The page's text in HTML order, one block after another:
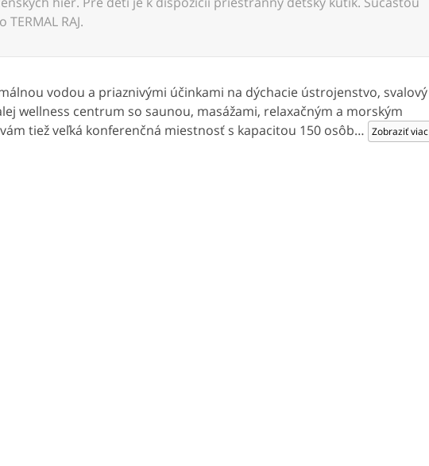
RAJ.
vodou a priaznivými účinkami na dýchacie ústrojenstvo, svalový
wellness centrum so saunou, masážami, relaxačným a morským
tiež veľká konferenčná miestnosť s kapacitou 150 osôb… Zobraziť viac